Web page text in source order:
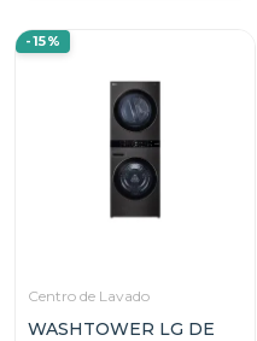
-15%
Centro de Lavado
WASHTOWER LG DE